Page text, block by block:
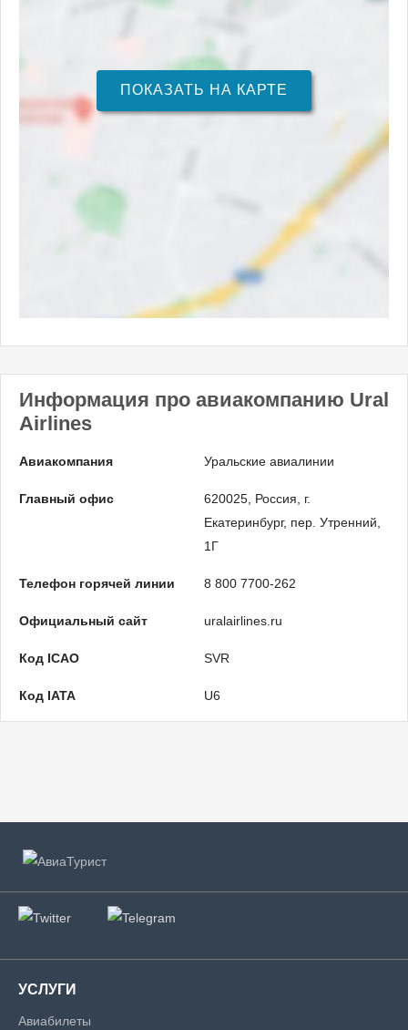
ПОКАЗАТЬ НА КАРТЕ
Информация про авиакомпанию Ural
Airlines
Авиакомпания Уральские авиалинии
Главный офис
620025, Россия, г.
Екатеринбург, пер. Утренний,
1Г
Телефон горячей линии 8 800 7700-262
Официальный сайт uralairlines.ru
Код ICAO SVR
Код IATA U6
УСЛУГИ
Авиабилеты